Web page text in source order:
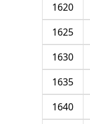
1620
1625
1630
1635
1640